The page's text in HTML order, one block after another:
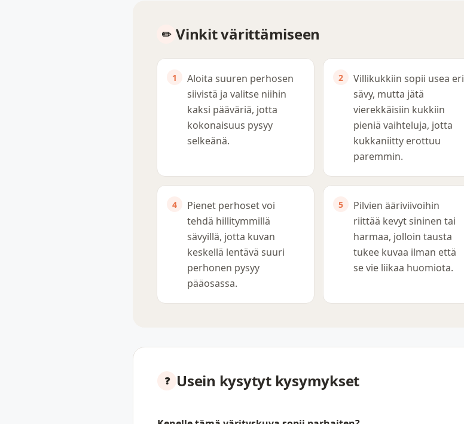
Vinkit värittämiseen
Aloita suuren perhosen
siivistä ja valitse niihin
kaksi pääväriä, jotta
kokonaisuus pysyy
selkeänä.
Villikukkiin sopii usea eri
sävy, mutta jätä
vierekkäisiin kukkiin
pieniä vaihteluja, jotta
kukkaniitty erottuu
paremmin.
Pienet perhoset voi
tehdä hillitymmillä
sävyillä, jotta kuvan
keskellä lentävä suuri
perhonen pysyy
pääosassa.
Pilvien ääriviivoihin
riittää kevyt sininen tai
harmaa, jolloin tausta
tukee kuvaa ilman että
se vie liikaa huomiota.
Usein kysytyt kysymykset